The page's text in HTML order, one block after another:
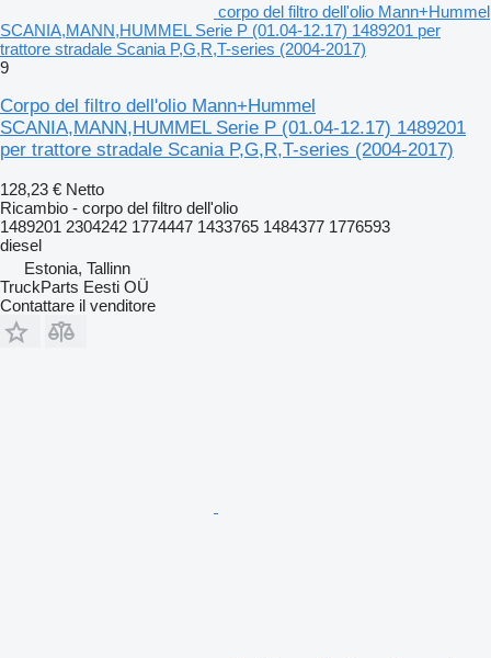
corpo del filtro dell'olio Mann+Hummel
SCANIA,MANN,HUMMEL Serie P (01.04-12.17) 1489201 per
trattore stradale Scania P,G,R,T-series (2004-2017)
9
Corpo del filtro dell'olio Mann+Hummel
SCANIA,MANN,HUMMEL Serie P (01.04-12.17) 1489201
per trattore stradale Scania P,G,R,T-series (2004-2017)
128,23 € Netto
Ricambio - corpo del filtro dell'olio
1489201 2304242 1774447 1433765 1484377 1776593
diesel
Estonia, Tallinn
TruckParts Eesti OÜ
Contattare il venditore